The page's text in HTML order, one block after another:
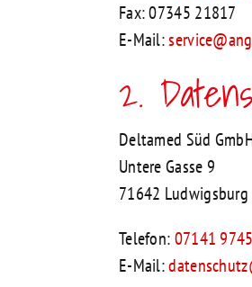
Fax: 07345 21817
E-Mail:
2.
Deltamed Süd
Untere Gasse 9
71642 Ludwigsburg
Telefon:07141
E-Mail: